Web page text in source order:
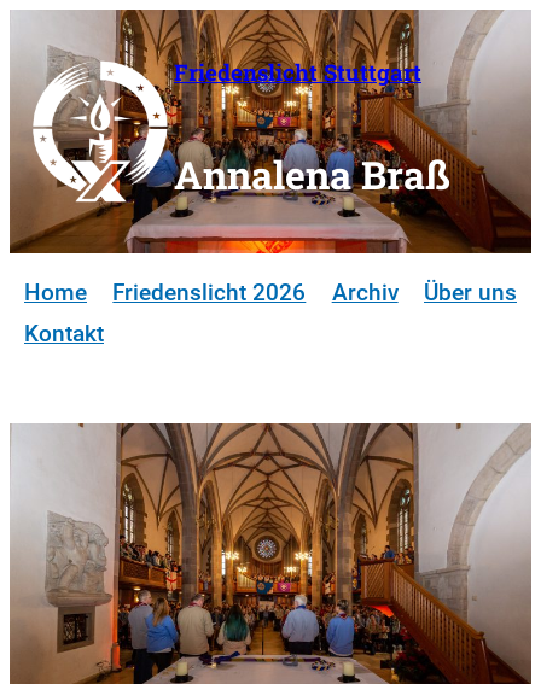
Inhalt
springen
Friedenslicht Stuttgart
Annalena Braß
Home Friedenslicht 2026 Archiv
Über uns
Kontakt